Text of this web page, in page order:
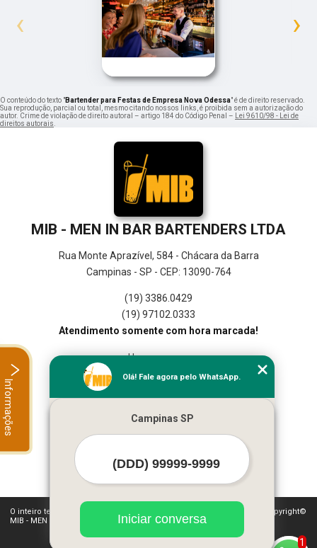
‹ ›
O conteúdo do texto "Bartender para Festas de Empresa Nova Odessa" é de direito reservado.
Sua reprodução, parcial ou total, mesmo citando nossos links, é proibida sem a autorização do
autor. Crime de violação de direito autoral – artigo 184 do Código Penal – Lei 9610/98 - Lei de
direitos autorais.
MIB - MEN IN BAR BARTENDERS LTDA
Rua Monte Aprazível, 584 - Chácara da Barra
Campinas - SP - CEP: 13090-764
(19) 3386.0429
(19) 97102.0333
Atendimento somente com hora marcada!
Home
Empresa
Contato
O inteiro teor deste site está sujeito à proteção de direitos autorais. Copyright©
MIB - MEN IN BAR BARTENDERS LTDA (Lei 9610 de 19/02/1998)
1
Olá! Fale agora pelo WhatsApp.
Campinas SP
Iniciar conversa
Informações